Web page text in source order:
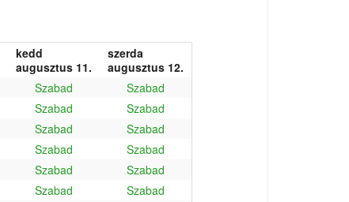
kedd
augusztus 11.
szerda
augusztus 12.
Szabad
Szabad
Szabad
Szabad
Szabad
Szabad
Szabad
Szabad
Szabad
Szabad
Szabad
Szabad